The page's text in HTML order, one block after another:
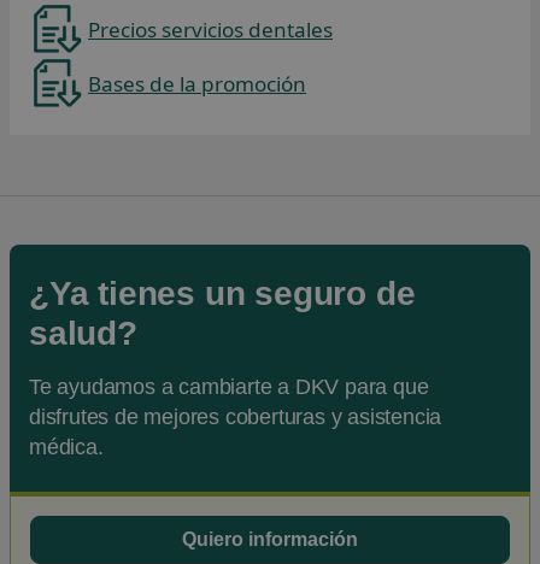
Precios servicios dentales
Bases de la promoción
¿Ya tienes un seguro de
salud?
Te ayudamos a cambiarte a DKV para que
disfrutes de mejores coberturas y asistencia
médica.
Quiero información